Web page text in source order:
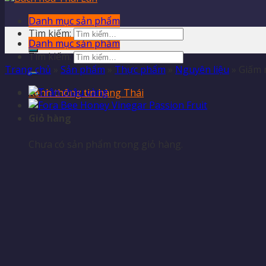
Danh mục sản phẩm
Danh mục sản phẩm
Tìm kiếm:
Kênh thông tin hàng Thái
Tìm kiếm:
Trang chủ Sản phẩm Thực phẩm Nguyên liệu